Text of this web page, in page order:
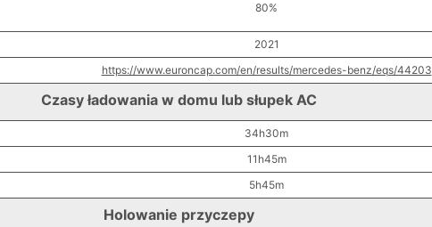
80%
2021
https://www.euroncap.com/en/results/mercedes-benz/eqs/44203
Czasy ładowania w domu lub słupek AC
34h30m
11h45m
5h45m
Holowanie przyczepy